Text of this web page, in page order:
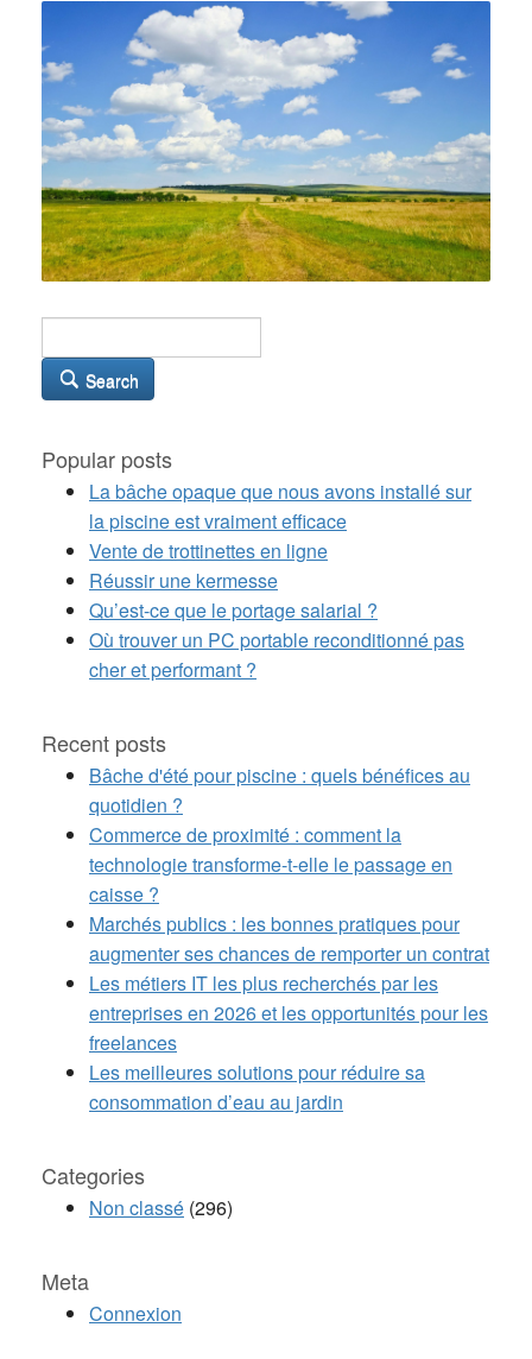
Search
Popular posts
La bâche opaque que nous avons installé sur
la piscine est vraiment efficace
Vente de trottinettes en ligne
Réussir une kermesse
Qu’est-ce que le portage salarial ?
Où trouver un PC portable reconditionné pas
cher et performant ?
Recent posts
Bâche d'été pour piscine : quels bénéfices au
quotidien ?
Commerce de proximité : comment la
technologie transforme-t-elle le passage en
caisse ?
Marchés publics : les bonnes pratiques pour
augmenter ses chances de remporter un contrat
Les métiers IT les plus recherchés par les
entreprises en 2026 et les opportunités pour les
freelances
Les meilleures solutions pour réduire sa
consommation d’eau au jardin
Categories
Non classé (296)
Meta
Connexion